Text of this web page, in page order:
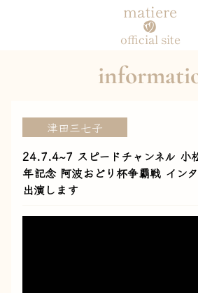
matiere
official site
津田三七子
24.7.4~7 スピードチャンネル 小
年記念 阿波おどり杯争覇戦 イン
出演します